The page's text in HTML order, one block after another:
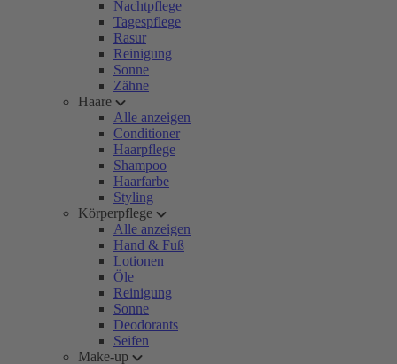
Nachtpflege
Tagespflege
Rasur
Reinigung
Sonne
Zähne
Haare
Alle anzeigen
Conditioner
Haarpflege
Shampoo
Haarfarbe
Styling
Körperpflege
Alle anzeigen
Hand & Fuß
Lotionen
Öle
Reinigung
Sonne
Deodorants
Seifen
Make-up